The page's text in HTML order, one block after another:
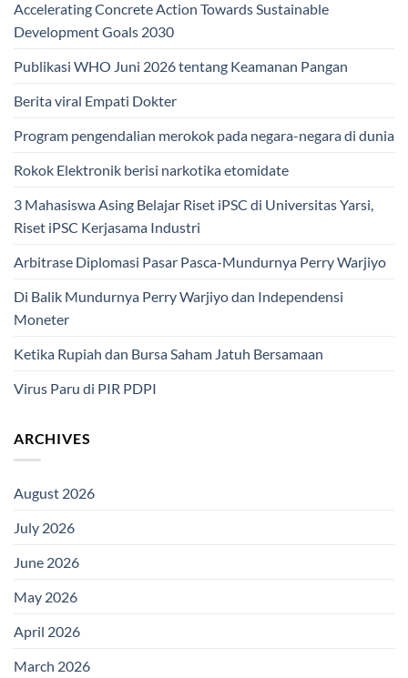
Accelerating Concrete Action Towards Sustainable
Development Goals 2030
Publikasi WHO Juni 2026 tentang Keamanan Pangan
Berita viral Empati Dokter
Program pengendalian merokok pada negara-negara di dunia
Rokok Elektronik berisi narkotika etomidate
3 Mahasiswa Asing Belajar Riset iPSC di Universitas Yarsi,
Riset iPSC Kerjasama Industri
Arbitrase Diplomasi Pasar Pasca-Mundurnya Perry Warjiyo
Di Balik Mundurnya Perry Warjiyo dan Independensi
Moneter
Ketika Rupiah dan Bursa Saham Jatuh Bersamaan
Virus Paru di PIR PDPI
ARCHIVES
August 2026
July 2026
June 2026
May 2026
April 2026
March 2026